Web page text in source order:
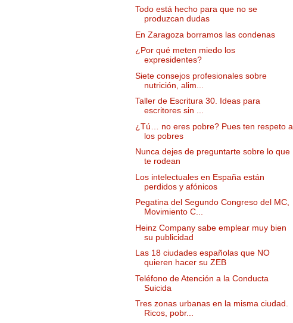
Todo está hecho para que no se
produzcan dudas
En Zaragoza borramos las condenas
¿Por qué meten miedo los
expresidentes?
Siete consejos profesionales sobre
nutrición, alim...
Taller de Escritura 30. Ideas para
escritores sin ...
¿Tú… no eres pobre? Pues ten respeto a
los pobres
Nunca dejes de preguntarte sobre lo que
te rodean
Los intelectuales en España están
perdidos y afónicos
Pegatina del Segundo Congreso del MC,
Movimiento C...
Heinz Company sabe emplear muy bien
su publicidad
Las 18 ciudades españolas que NO
quieren hacer su ZEB
Teléfono de Atención a la Conducta
Suicida
Tres zonas urbanas en la misma ciudad.
Ricos, pobr...